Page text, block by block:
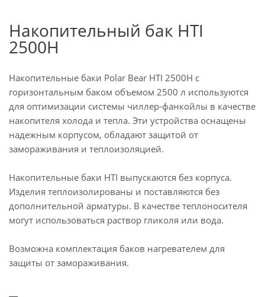
Накопительный бак HTI
2500H
Накопительные баки Polar Bear HTI 2500H с
горизонтальным баком объемом 2500 л используются
для оптимизации системы чиллер-фанкойлы в качестве
накопителя холода и тепла. Эти устройства оснащены
надежным корпусом, обладают защитой от
замораживания и теплоизоляцией.
Накопительные баки HTI выпускаются без корпуса.
Изделия теплоизолированы и поставляются без
дополнительной арматуры. В качестве теплоносителя
могут использоваться раствор гликоля или вода.
Возможна комплектация баков нагревателем для
защиты от замораживания.